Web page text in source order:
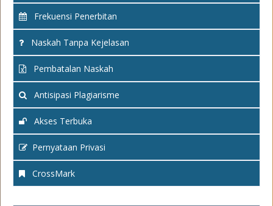
Frekuensi Penerbitan
Naskah Tanpa Kejelasan
Pembatalan Naskah
Antisipasi Plagiarisme
Akses Terbuka
Pernyataan Privasi
CrossMark